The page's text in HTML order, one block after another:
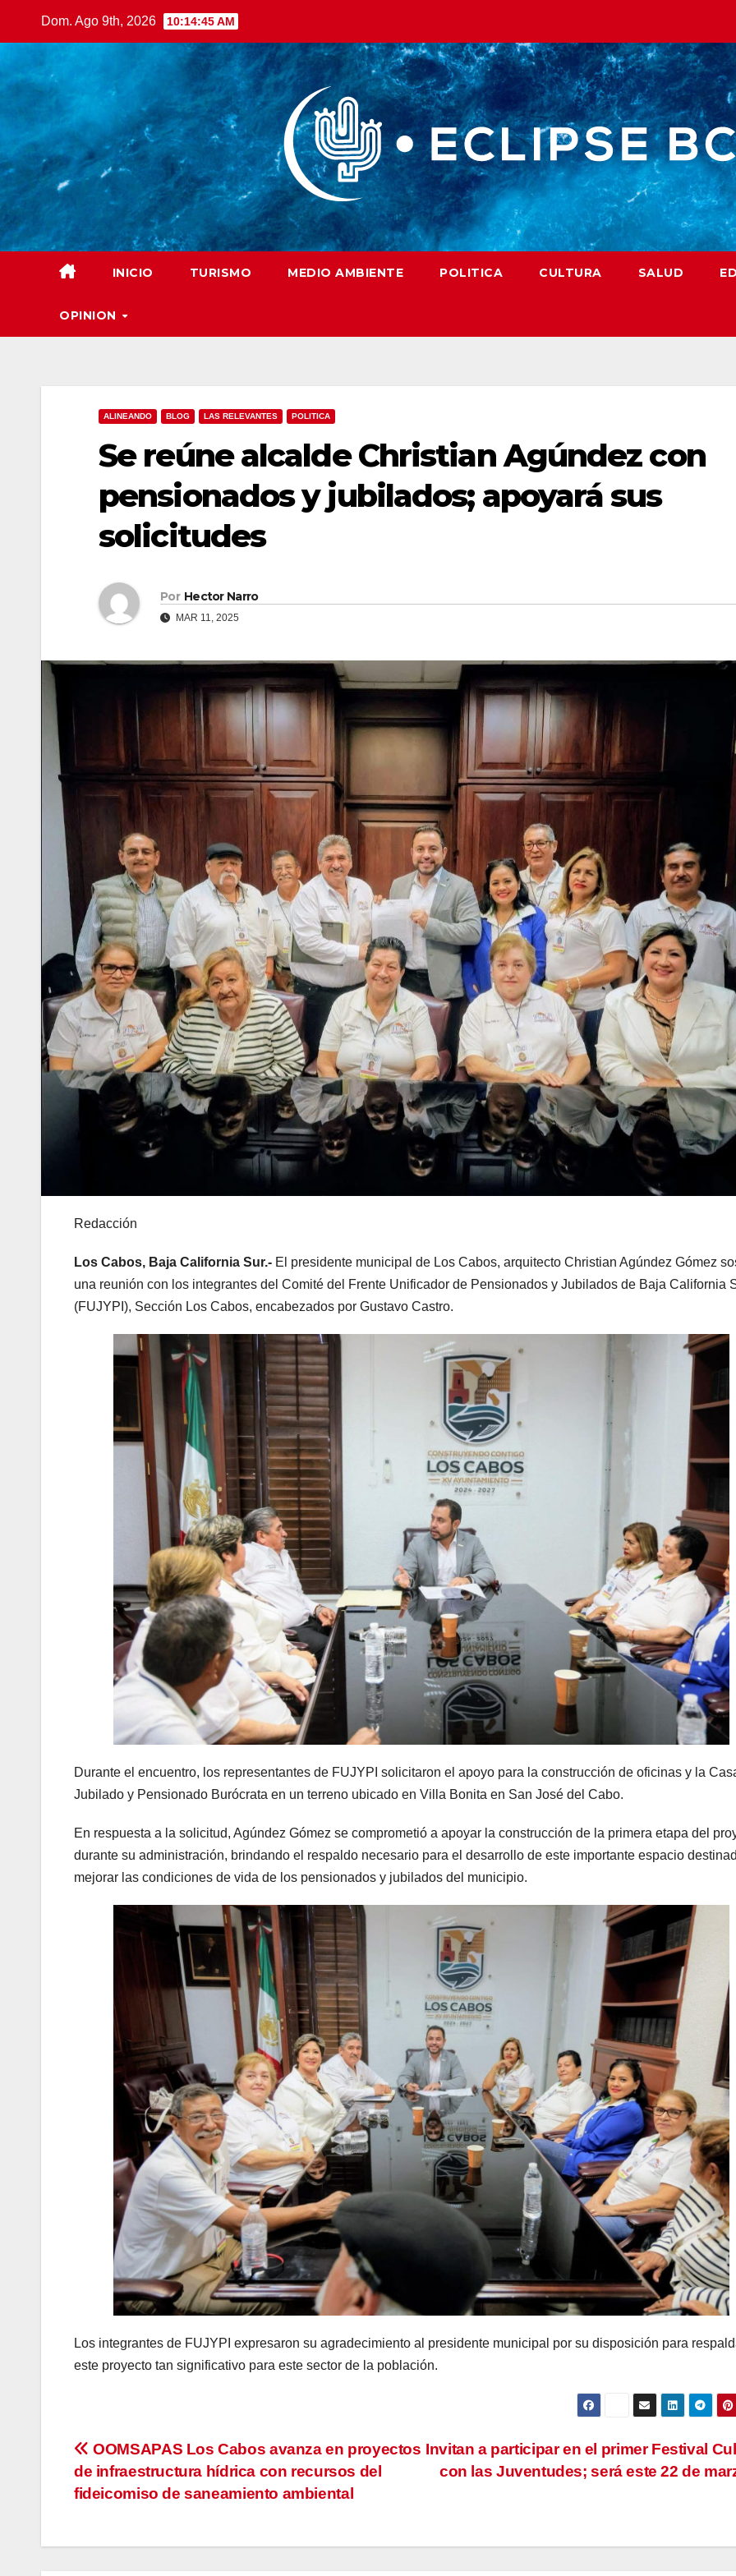
Dom. Ago 9th, 2026 10:14:47 AM
INICIO TURISMO MEDIO AMBIENTE POLITICA CULTURA SALUD
OPINION
ALINEANDO BLOG LAS RELEVANTES POLITICA
Se reúne alcalde Christian Agúndez con
pensionados y jubilados; apoyará sus
solicitudes
Por Hector Narro
MAR 11, 2025
Redacción
Los Cabos, Baja California Sur.- El presidente municipal de Los Cabos, arquitecto Christian Agúndez Gómez
una reunión con los integrantes del Comité del Frente Unificador de Pensionados y Jubilados de Baja California
(FUJYPI), Sección Los Cabos, encabezados por Gustavo Castro.
Durante el encuentro, los representantes de FUJYPI solicitaron el apoyo para la construcción de oficinas y la
Jubilado y Pensionado Burócrata en un terreno ubicado en Villa Bonita en San José del Cabo.
En respuesta a la solicitud, Agúndez Gómez se comprometió a apoyar la construcción de la primera etapa del
durante su administración, brindando el respaldo necesario para el desarrollo de este importante espacio
mejorar las condiciones de vida de los pensionados y jubilados del municipio.
Los integrantes de FUJYPI expresaron su agradecimiento al presidente municipal por su disposición para
este proyecto tan significativo para este sector de la población.
Navegación
de
Invitan a participar en el primer Festival
con las Juventudes; será este 22 de
OOMSAPAS Los Cabos avanza en proyectos
de infraestructura hídrica con recursos del
fideicomiso de saneamiento ambiental